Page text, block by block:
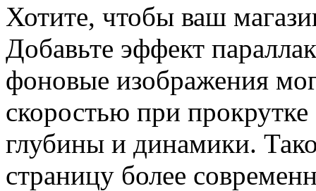
Хотите, чтобы ваш
Добавьте эффект
фоновые изображения
скоростью при
глубины и динамики.
страницу более